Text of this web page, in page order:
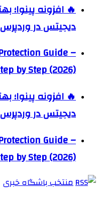
🔥 افزونه پینوا؛
دیجیتس در وردپرس
Guide –
by Step (2026)
🔥 افزونه پینوا؛
دیجیتس در وردپرس
Guide –
by Step (2026)
منتخب باشگاه خبری